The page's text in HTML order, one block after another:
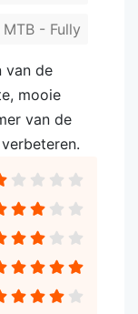
MTB - Fully
van de
mooie
van de